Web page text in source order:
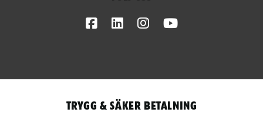
FacebookLinkedInInstagram
Trygg & säker betalning